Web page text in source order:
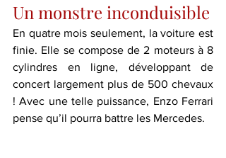
Un monstre inconduisible
En quatre mois seulement, la voiture est
finie. Elle se compose de 2 moteurs à 8
cylindres en ligne, développant de
concert largement plus de 500 chevaux
! Avec une telle puissance, Enzo Ferrari
pense qu’il pourra battre les Mercedes.